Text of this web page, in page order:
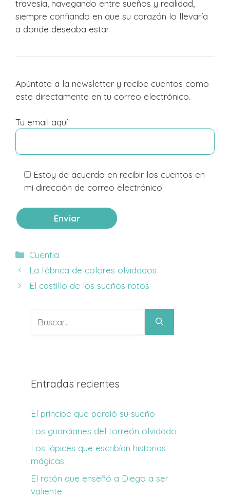
travesía, navegando entre sueños y realidad,
siempre confiando en que su corazón lo llevaría
a donde deseaba estar.
Apúntate a la newsletter y recibe cuentos como
este directamente en tu correo electrónico.
Tu email aquí
Estoy de acuerdo en recibir los cuentos en
mi dirección de correo electrónico
Categorías
Cuentia
La fábrica de colores olvidados
El castillo de los sueños rotos
Entradas recientes
El príncipe que perdió su sueño
Los guardianes del torreón olvidado
Los lápices que escribían historias
mágicas
El ratón que enseñó a Diego a ser
valiente